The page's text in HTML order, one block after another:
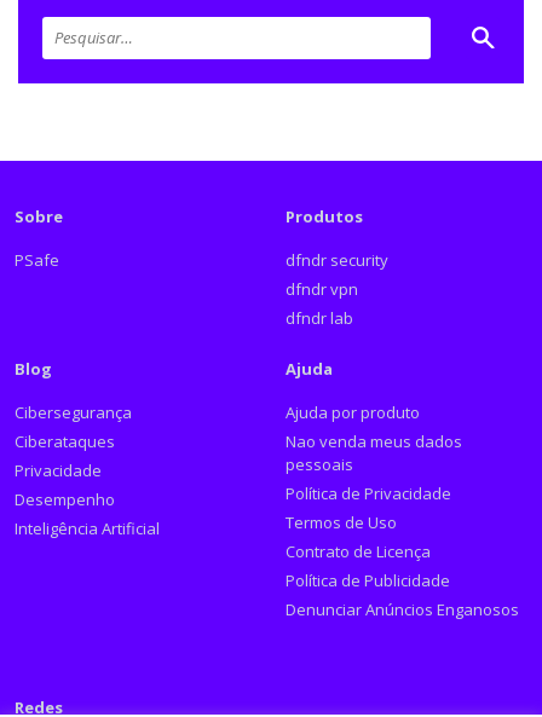
Sobre
PSafe
Produtos
dfndr security
dfndr vpn
dfndr lab
Blog
Cibersegurança
Ciberataques
Privacidade
Desempenho
Inteligência Artificial
Ajuda
Ajuda por produto
Nao venda meus dados
pessoais
Política de Privacidade
Termos de Uso
Contrato de Licença
Política de Publicidade
Denunciar Anúncios Enganosos
Redes